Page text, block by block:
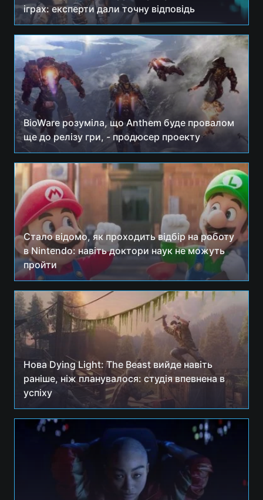
іграх: експерти дали точну відповідь
BioWare розуміла, що Anthem буде провалом
ще до релізу гри, - продюсер проекту
Стало відомо, як проходить відбір на роботу
в Nintendo: навіть доктори наук не можуть
пройти
Нова Dying Light: The Beast вийде навіть
раніше, ніж планувалося: студія впевнена в
успіху